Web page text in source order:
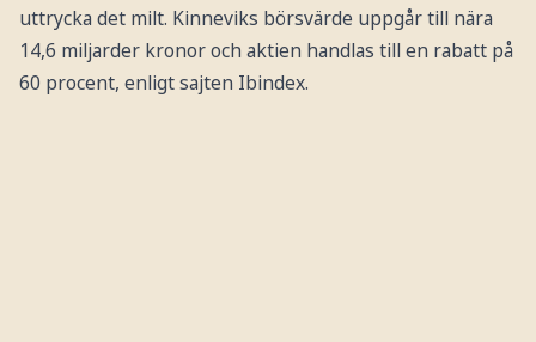
uttrycka det milt. Kinneviks börsvärde uppgår till nära
14,6 miljarder kronor och aktien handlas till en rabatt på
60 procent, enligt sajten Ibindex.